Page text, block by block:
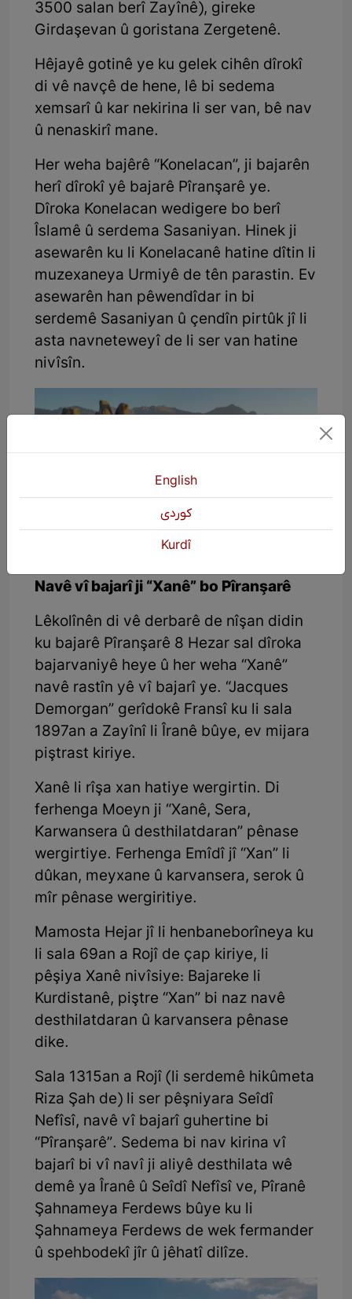
3500 salan berî Zayînê), gireke
Girdaşevan û goristana Zergetenê.
Hêjayê gotinê ye ku gelek cihên dîrokî
di vê navçê de hene, lê bi sedema
xemsarî û kar nekirina li ser van, bê nav
û nenaskirî mane.
Her weha bajêrê “Konelacan”, ji bajarên
herî dîrokî yê bajarê Pîranşarê ye.
Dîroka Konelacan wedigere bo berî
Îslamê û serdema Sasaniyan. Hinek ji
asewarên ku li Konelacanê hatine dîtin li
muzexaneya Urmiyê de tên parastin. Ev
asewarên han pêwendîdar in bi
serdemê Sasaniyan û çendîn pirtûk jî li
asta navneteweyî de li ser van hatine
nivîsîn.
Navê vî bajarî ji “Xanê” bo Pîranşarê
Lêkolînên di vê derbarê de nîşan didin
ku bajarê Pîranşarê 8 Hezar sal dîroka
bajarvaniyê heye û her weha “Xanê”
navê rastîn yê vî bajarî ye. “Jacques
Demorgan” gerîdokê Fransî ku li sala
1897an a Zayînî li Îranê bûye, ev mijara
piştrast kiriye.
Xanê li rîşa xan hatiye wergirtin. Di
ferhenga Moeyn ji “Xanê, Sera,
Karwansera û desthilatdaran” pênase
wergirtiye. Ferhenga Emîdî jî “Xan” li
dûkan, meyxane û karvansera, serok û
mîr pênase wergiritiye.
Mamosta Hejar jî li henbaneborîneya ku
li sala 69an a Rojî de çap kiriye, li
pêşiya Xanê nivîsiye: Bajareke li
Kurdistanê, piştre “Xan” bi naz navê
desthilatdaran û karvansera pênase
dike.
Sala 1315an a Rojî (li serdemê hikûmeta
Riza Şah de) li ser pêşniyara Seîdî
Nefîsî, navê vî bajarî guhertine bi
“Pîranşarê”. Sedema bi nav kirina vî
bajarî bi vî navî ji aliyê desthilata wê
demê ya Îranê û Seîdî Nefîsî ve, Pîranê
Şahnameya Ferdews bûye ku li
Şahnameya Ferdews de wek fermander
û spehbodekî jîr û jêhatî dilîze.
English
كوردی
Kurdî